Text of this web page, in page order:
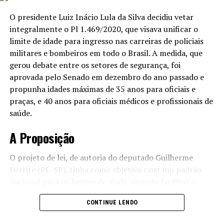
Em um desdobramento significativo, Viana também
informou que a comissão está em busca de reverter um
habeas corpus concedido ao empresário Maurício
Camisotti. Camisotti está preso desde setembro e é
suspeito de participar do esquema de fraudes nas
aposentadorias. Com a decisão do Supremo Tribunal
Federal (STF), a presença de Camisotti na CPMI é
facultativa, o que gera dúvidas sobre a efetividade da
investigação.
antídoto inédito a partir do sangue de
homem picado por mais de 200
cobras
A possibilidade de Camisotti não comparecer à CPMI
O presidente Luiz Inácio Lula da Silva decidiu vetar
integralmente o Pl 1.469/2020, que visava unificar o
limite de idade para ingresso nas carreiras de policiais
militares e bombeiros em todo o Brasil. A medida, que
gerou debate entre os setores de segurança, foi
aprovada pelo Senado em dezembro do ano passado e
propunha idades máximas de 35 anos para oficiais e
praças, e 40 anos para oficiais médicos e profissionais de
saúde.
A Proposição
O projeto de lei, de autoria do deputado Guilherme
Derrite (PL-SP), tinha como objetivo criar um padrão
acesso dos jovens às carreiras de segurança pública.
Atualmente, cada estado possui sua própria legislação,
CONTINUE LENDO